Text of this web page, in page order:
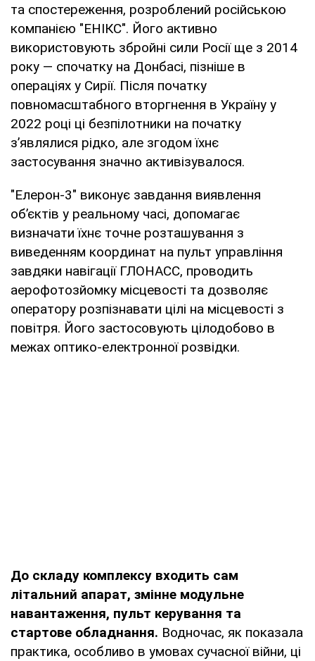
та спостереження, розроблений російською
компанією "ЕНІКС". Його активно
використовують збройні сили Росії ще з 2014
року — спочатку на Донбасі, пізніше в
операціях у Сирії. Після початку
повномасштабного вторгнення в Україну у
2022 році ці безпілотники на початку
з’являлися рідко, але згодом їхнє
застосування значно активізувалося.
"Елерон-3" виконує завдання виявлення
об’єктів у реальному часі, допомагає
визначати їхнє точне розташування з
виведенням координат на пульт управління
завдяки навігації ГЛОНАСС, проводить
аерофотозйомку місцевості та дозволяє
оператору розпізнавати цілі на місцевості з
повітря. Його застосовують цілодобово в
межах оптико-електронної розвідки.
До складу комплексу входить сам
літальний апарат, змінне модульне
навантаження, пульт керування та
стартове обладнання. Водночас, як показала
практика, особливо в умовах сучасної війни, ці